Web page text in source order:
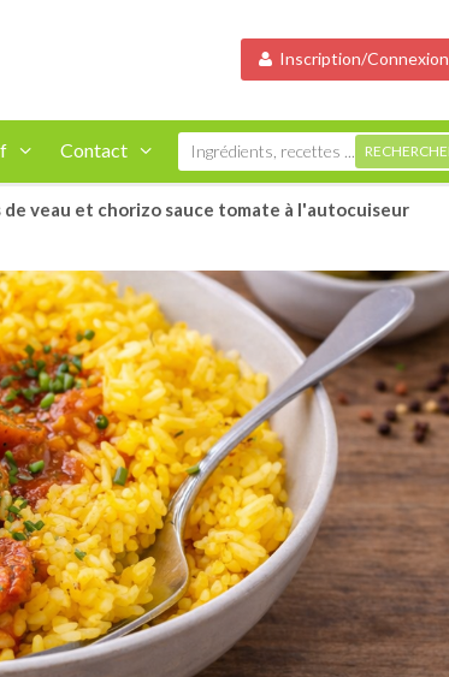
Inscription/Connexion
Contact
veau et chorizo sauce tomate à l'autocuiseur